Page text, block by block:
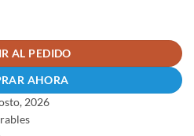
motor Motorline Rosso CFCP cantidad
AL PEDIDO
AHORA
2026